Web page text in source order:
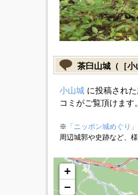
茶臼山城（［小
小山城に投稿された
コミがご覧頂けます。
※ 「ニッポン城めぐり
周辺城郭や史跡など、
+
−